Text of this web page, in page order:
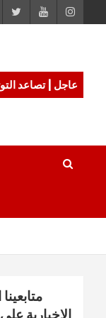
عاجل | تصاعد
الاخبارية